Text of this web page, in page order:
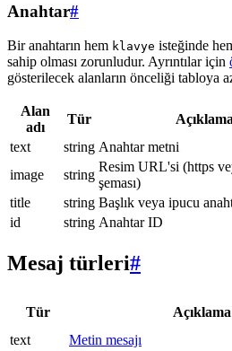
Anahtar#
Bir anahtarın hem klavye isteğinde
sahip olması zorunludur. Ayrıntılar için
gösterilecek alanların önceliği tabloya
Alan
adı
Tür Açıklama
text
string Anahtar metni
image
string
Resim URL'si (https
şeması)
title
string Başlık veya ipucu
id
string Anahtar ID
Mesaj türleri#
Tür Açıklama
text
Metin mesajı